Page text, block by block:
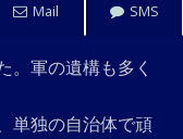
Mail SMS
。軍の遺構も多く
単独の自治体で頑